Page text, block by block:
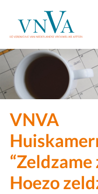
VNVA
Hoezo